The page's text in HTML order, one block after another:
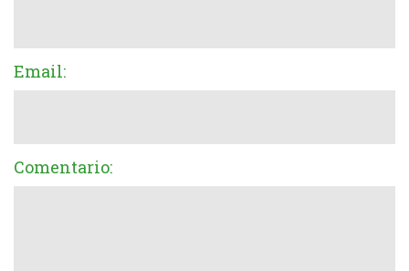
Email:
Comentario: